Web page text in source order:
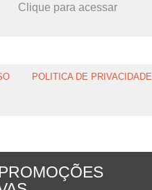
Clique para acessar
POLITICA DE PRIVACIDADE